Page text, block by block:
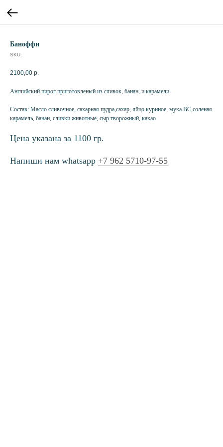
Баноффи
SKU:
2100,00 р.
Английский пирог приготовленый из сливок, банан, и карамели
Состав: Масло сливочное, сахарная пудра,сахар, яйцо куриное, мука ВС,соленая
карамель, банан, сливки животные, сыр творожный, какао
Цена указана за 1100 гр.
Напиши нам whatsapp +7 962 5710-97-55